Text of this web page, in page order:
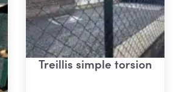
Treillis simple torsion